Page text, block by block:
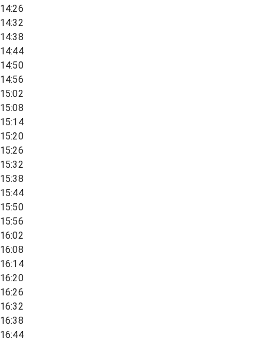
14:26
14:32
14:38
14:44
14:50
14:56
15:02
15:08
15:14
15:20
15:26
15:32
15:38
15:44
15:50
15:56
16:02
16:08
16:14
16:20
16:26
16:32
16:38
16:44